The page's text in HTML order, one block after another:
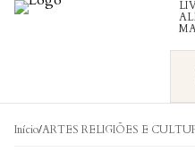
Skip to content
Início/ARTES RELIGIÕES E